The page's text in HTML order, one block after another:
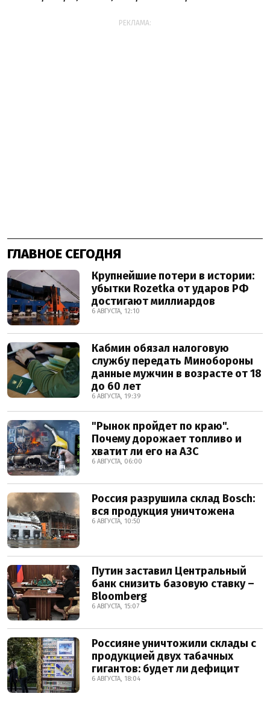
РЕКЛАМА:
ГЛАВНОЕ СЕГОДНЯ
Крупнейшие потери в истории:
убытки Rozetka от ударов РФ
достигают миллиардов
6 АВГУСТА, 12:10
Кабмин обязал налоговую
службу передать Минобороны
данные мужчин в возрасте от 18
до 60 лет
6 АВГУСТА, 19:39
"Рынок пройдет по краю".
Почему дорожает топливо и
хватит ли его на АЗС
6 АВГУСТА, 06:00
Россия разрушила склад Bosch:
вся продукция уничтожена
6 АВГУСТА, 10:50
Путин заставил Центральный
банк снизить базовую ставку –
Bloomberg
6 АВГУСТА, 15:07
Россияне уничтожили склады с
продукцией двух табачных
гигантов: будет ли дефицит
6 АВГУСТА, 18:04